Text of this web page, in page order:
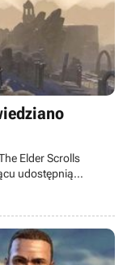
Elder Scrolls
udostępnią
ona
w bojach
questy
grup.